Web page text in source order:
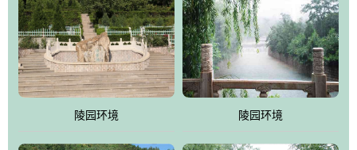
盎然，既有山川大聚的龙脉气魄，又有藏风得水的宝密形局。十三
陵是世间稀有的地形宝地，也是我们让逝者回归自然的首选墓葬之
灵穴，安息之宝地。
陵园环境 陵园环境